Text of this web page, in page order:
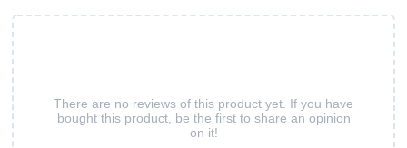
There are no reviews of this product yet. If you have
bought this product, be the first to share an opinion
on it!